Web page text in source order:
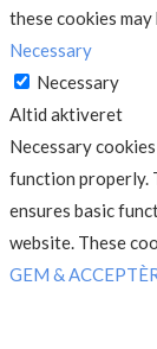
these cookies
Necessary
Necessary
Altid aktiveret
Necessary
function properly.
ensures basic
website. These
GEM &